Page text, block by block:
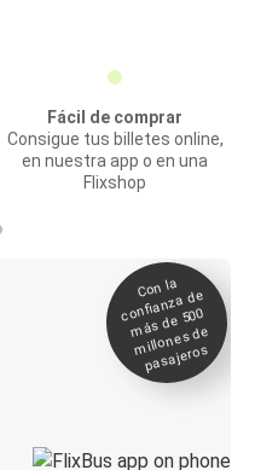
Fácil de comprar
Consigue tus billetes online,
en nuestra app o en una
Flixshop
Con la
confianza de
más de 500
millones de
pasajeros